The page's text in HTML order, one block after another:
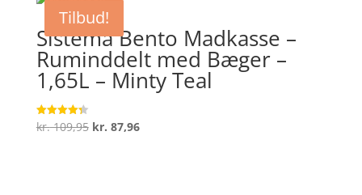
Tilbud!
Sistema Bento Madkasse –
Ruminddelt med Bæger –
1,65L – Minty Teal
Vurderet
4.3
kr.109,95 Den
kr. 87,96Den